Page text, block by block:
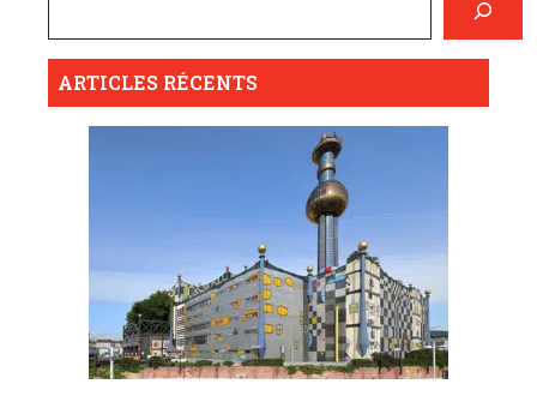
ARTICLES RÉCENTS